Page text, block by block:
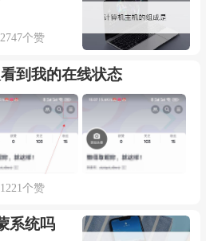
个赞
到我的在线状态
个赞
系统吗